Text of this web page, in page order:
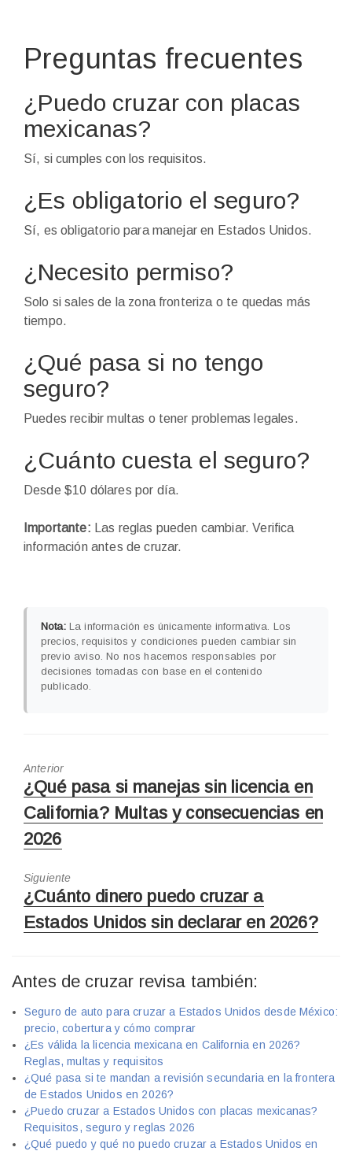
Preguntas frecuentes
¿Puedo cruzar con placas
mexicanas?
Sí, si cumples con los requisitos.
¿Es obligatorio el seguro?
Sí, es obligatorio para manejar en Estados Unidos.
¿Necesito permiso?
Solo si sales de la zona fronteriza o te quedas más
tiempo.
¿Qué pasa si no tengo
seguro?
Puedes recibir multas o tener problemas legales.
¿Cuánto cuesta el seguro?
Desde $10 dólares por día.
Importante: Las reglas pueden cambiar. Verifica
información antes de cruzar.
Nota:La información es únicamente informativa. Los
precios, requisitos y condiciones pueden cambiar sin
previo aviso. No nos hacemos responsables por
decisiones tomadas con base en el contenido
publicado.
Anterior
Artículo
anterior:
¿Qué pasa si manejas sin licencia en
California? Multas y consecuencias en
2026
Siguiente
Siguiente
Artículo:
¿Cuánto dinero puedo cruzar a
Estados Unidos sin declarar en 2026?
Antes de cruzar revisa también:
Seguro de auto para cruzar a Estados Unidos desde México:
precio, cobertura y cómo comprar
¿Es válida la licencia mexicana en California en 2026?
Reglas, multas y requisitos
¿Qué pasa si te mandan a revisión secundaria en la frontera
de Estados Unidos en 2026?
¿Puedo cruzar a Estados Unidos con placas mexicanas?
Requisitos, seguro y reglas 2026
¿Qué puedo y qué no puedo cruzar a Estados Unidos en